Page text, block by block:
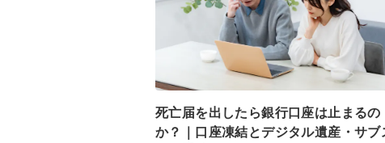
死亡届を出したら銀行口座は止まるの
か？｜口座凍結とデジタル遺産・サブ